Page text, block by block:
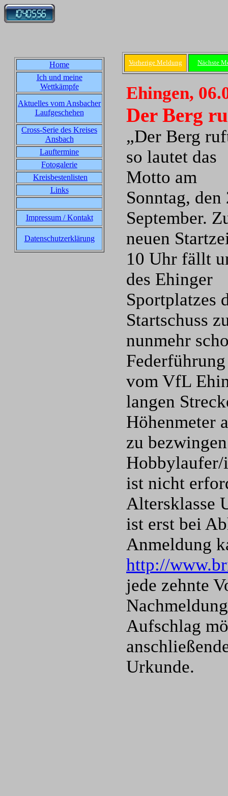
Home
Ich und meine
Wettkämpfe
Aktuelles vom Ansbacher
Laufgeschehen
Cross-Serie des Kreises
Ansbach
Lauftermine
Fotogalerie
Kreisbestenlisten
Links
Impressum / Kontakt
Datenschutzerklärung
Vorherige Meldung Nächste
Ehingen,
Der Berg
„Der Berg
so lautet das
Motto am
Sonntag, den
September.
neuen
10 Uhr fällt
des Ehinger
Sportplatzes
Startschuss
nunmehr
vom VfL
langen
Höhenmeter
zu
Hobbylaufer/
ist nicht
Altersklasse
ist erst bei
Anmeldung
http://
jede zehnte
Aufschlag
Urkunde.